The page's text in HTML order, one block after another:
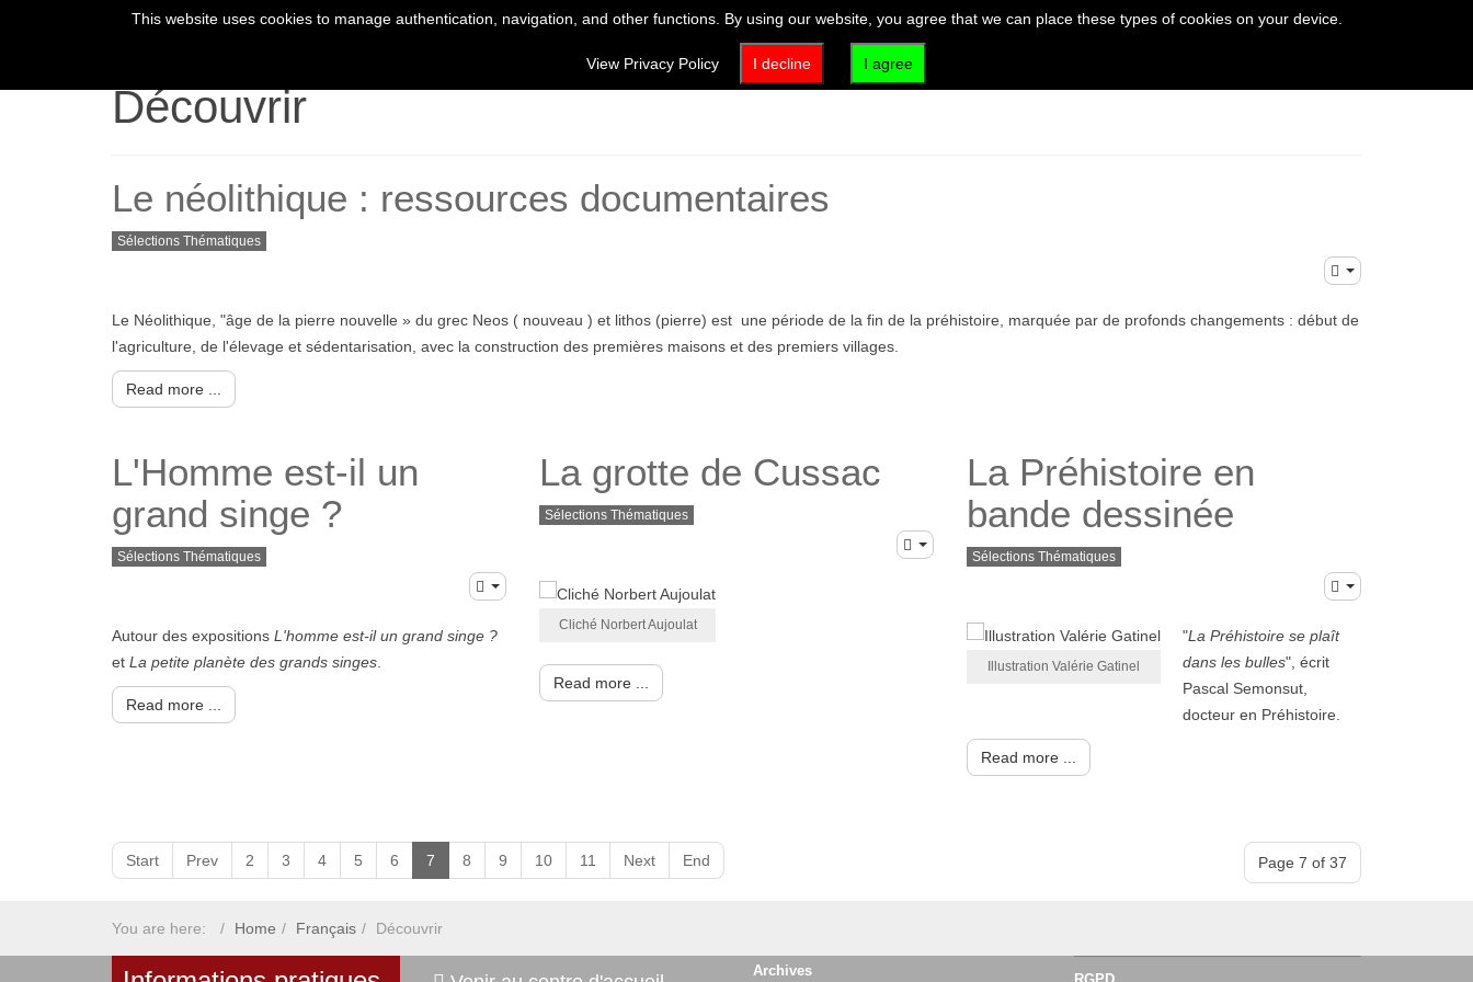
HOME YOUR VISIT EXHIBITIONS & EVENTS ACTIVITIES & EDUCATION THE VEZERE VALLEY
Découvrir
Le néolithique : ressources documentaires
Sélections Thématiques
Le Néolithique, "âge de la pierre nouvelle » du grec Neos ( nouveau ) et lithos (pierre) est une période de la fin de la préhistoire, marquée par de profonds changements : début de
l'agriculture, de l'élevage et sédentarisation, avec la construction des premières maisons et des premiers villages.
Read more ...
L'Homme est-il un
grand singe ?
Sélections Thématiques
Autour des expositions L'homme est-il un grand singe ?
et La petite planète des grands singes
Read more ...
La grotte de Cussac
Sélections Thématiques
Cliché Norbert Aujoulat
Read more ...
La Préhistoire en
bande dessinée
Sélections Thématiques
Illustration Valérie Gatinel
"La Préhistoire se plaît
dans les bulles", écrit
Pascal Semonsut,
docteur en Préhistoire.
Read more ...
Page 7 of 37
Start Prev 2 3 4 5 6 7 8 9 10 11 Next End
You are here: Home Français Découvrir
Archives
This website uses cookies to manage authentication, navigation, and other functions. By using our website, you agree that we can place these types of cookies on your device.
View Privacy Policy I decline I agree